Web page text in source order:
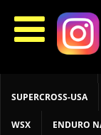
START
MX WOMEN
SUPERCROSS-USA
WSX ENDURO